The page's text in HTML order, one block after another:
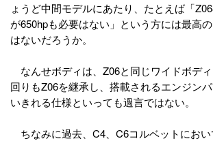
ょうど中間モデルにあたり、たとえば「
が650hpも必要はない」という方には最高
はないだろうか。
なんせボディは、Z06と同じワイドボデ
回りもZ06を継承し、搭載されるエンジン
いきれる仕様といっても過言ではない。
ちなみに過去、C4、C6コルベットにお